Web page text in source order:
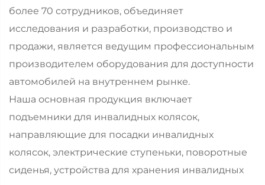
более 70 сотрудников, объединяет
исследования и разработки, производство и
продажи, является ведущим профессиональным
производителем оборудования для доступности
автомобилей на внутреннем рынке.
Наша основная продукция включает
подъемники для инвалидных колясок,
направляющие для посадки инвалидных
колясок, электрические ступеньки, поворотные
сиденья, устройства для хранения инвалидных